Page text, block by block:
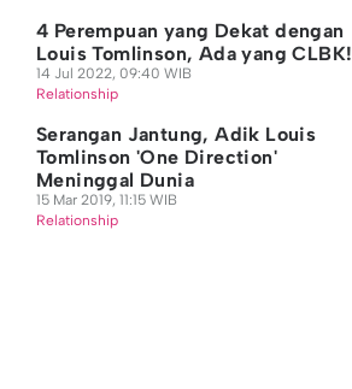
4 Perempuan yang Dekat dengan
Louis Tomlinson, Ada yang CLBK!
14 Jul 2022, 09:40 WIB
Relationship
Serangan Jantung, Adik Louis
Tomlinson 'One Direction'
Meninggal Dunia
15 Mar 2019, 11:15 WIB
Relationship